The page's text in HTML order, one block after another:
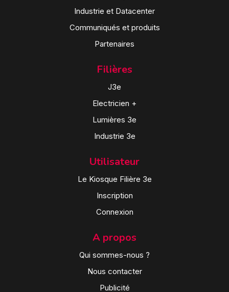
Industrie et Datacenter
Communiqués et produits
Partenaires
Filières
J3e
Electricien +
Lumières 3e
Industrie 3e
Utilisateur
Le Kiosque Filière 3e
Inscription
Connexion
A propos
Qui sommes-nous ?
Nous contacter
Publicité